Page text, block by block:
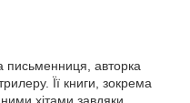
письменниця, авторка
Її книги, зокрема
хітами завдяки